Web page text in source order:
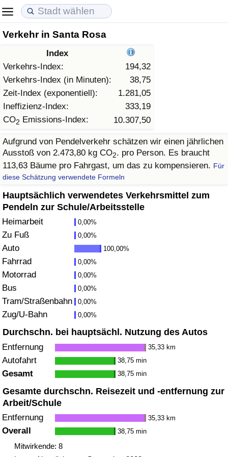
Verkehr in Santa Rosa
Index
Verkehrs-Index:
194,32
Verkehrs-Index (in Minuten):
38,75
Zeit-Index (exponentiell):
1.281,05
Ineffizienz-Index:
333,19
CO2 Emissions-Index: 10.307,50
Aufgrund von Pendelverkehr schätzen wir einen jährlichen
Ausstoß von 2.473,80 kg CO2. pro Person. Es braucht
113,63 Bäume pro Fahrgast, um das zu kompensieren. Für
diese Schätzung verwendete Formeln
Hauptsächlich verwendetes Verkehrsmittel zum
Pendeln zur Schule/Arbeitsstelle
Heimarbeit 0,00%
Zu Fuß 0,00%
Auto 100,00%
Fahrrad 0,00%
Motorrad 0,00%
Bus 0,00%
Tram/Straßenbahn 0,00%
Zug/U-Bahn 0,00%
Durchschn. bei hauptsächl. Nutzung des Autos
Entfernung 35,33 km
Autofahrt 38,75 min
Gesamt 38,75 min
Gesamte durchschn. Reisezeit und -entfernung zur
Arbeit/Schule
Entfernung 35,33 km
Overall 38,75 min
Mitwirkende: 8
Lebenshaltungskosten
Lebenshaltungskosten-Index (aktuell)
Lebenshaltungskosten-Index
Lebenshaltungskosten-Index nach Land
in Akaba
Immobilienpreise
Immobilienpreis-Index (aktuell)
Immobilienpreis-Index
Immobilienpreis-Index nach Land
Lebensqualität
Lebensqualität-Index
Lebensqualität-Index (aktuell)
Lebensqualitätsindex nach Land
Kriminalität
Kriminalitäts-Index (aktuell)
Kriminalitäts-Index
Kriminalitätsindex nach Land
Gesundheitsversorgung
Gesundheitsversorgungs-Index (aktuell)
Gesundheitsversorgungs-Index
Umweltverschmutzung
Umweltverschmutzungs-Index (aktuell)
Verschmutzungsindex
Umweltverschmutzungs-Index nach Land
Verkehr